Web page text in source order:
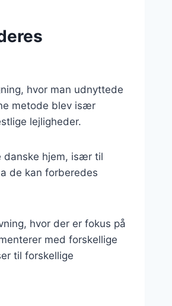
hvor man udnyttede
metode blev især
lejligheder.
danske hjem, især til
de kan forberedes
hvor der er fokus på
med forskellige
til forskellige